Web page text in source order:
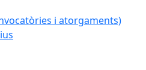
i atorgaments)